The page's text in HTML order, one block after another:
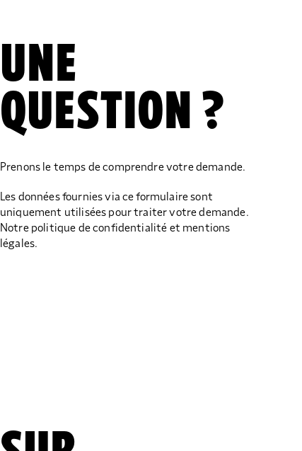
UNE
QUESTION ?
Prenons le temps de comprendre votre demande.
Les données fournies via ce formulaire sont
uniquement utilisées pour traiter votre demande.
Notre politique de confidentialité et mentions
légales.